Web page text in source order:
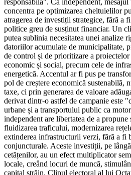
concentra pe optimizarea cheltuielilor
atragerea de investiții strategice, fără a
politice greu de susținut financiar. Un
putea sublinia necesitatea unei analize
datoriilor acumulate de municipalitate,
de control și de prioritizare a
economic și social, precum cele de
energetică. Accentul ar fi pus pe
pol de creștere economică sustenabilă,
taxe, ci prin generarea de valoare
derivat dintr-o astfel de campanie este
urbane și a transportului public ca
independent are libertatea de a
fluidizarea traficului, modernizarea
extinderea infrastructurii verzi, fără a fi
conjuncturale. Aceste investiții, pe
cetățenilor, au un efect multiplicator
locale, creând locuri de muncă,
capital străin. Clipul electoral al lui